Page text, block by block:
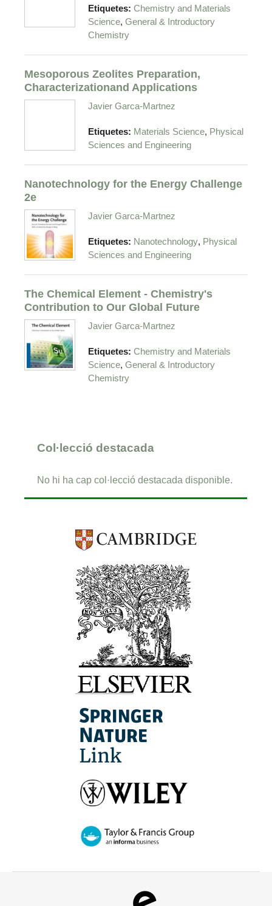
Etiquetes:Chemistry and Materials
Science,General & Introductory
Chemistry
Mesoporous Zeolites Preparation,
Characterizationand Applications
Javier Garca-Martnez
Etiquetes: Materials Science, Physical
Sciences and Engineering
Nanotechnology for the Energy Challenge
2e
Javier Garca-Martnez
Etiquetes: Nanotechnology, Physical
Sciences and Engineering
The Chemical Element - Chemistry's
Contribution to Our Global Future
Javier Garca-Martnez
Etiquetes:Chemistry and Materials
Science,General & Introductory
Chemistry
Col·lecció destacada
No hi ha cap col·lecció destacada disponible.